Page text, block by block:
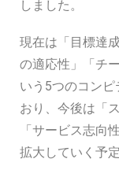
しました。
現在は「目標達
の適応性」「チ
いう5つのコン
おり、今後は「
「サービス志向
拡大していく予